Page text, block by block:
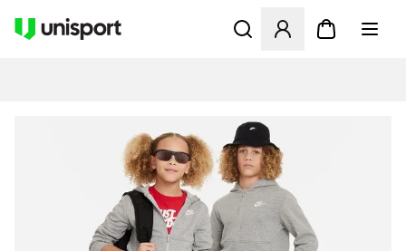
Öffnet ein Fenster zum